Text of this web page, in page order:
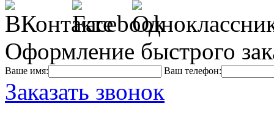
Оформление быстрого
Ваше имя: Ваш телефон:
Заказать звонок